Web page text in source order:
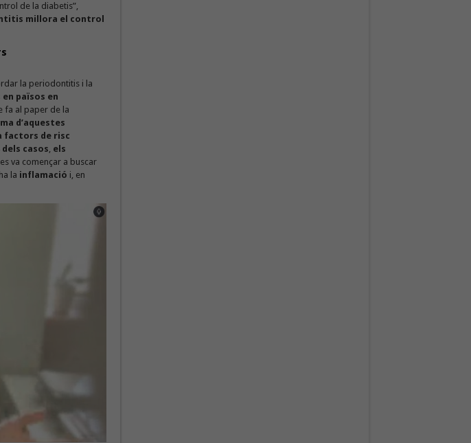
de la diabetis”,
millora el control
la periodontitis i la
països en
fa al paper de la
d’aquestes
factors de risc
dels casos, els
va començar a buscar
la inflamació i, en